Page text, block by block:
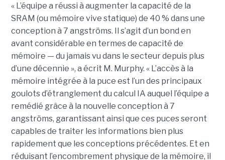
« L’équipe a réussi à augmenter la capacité de la
SRAM (ou mémoire vive statique) de 40 % dans une
conception à 7 angströms. Il s’agit d’un bond en
avant considérable en termes de capacité de
mémoire — du jamais vu dans le secteur depuis plus
d’une décennie », a écrit M. Murphy. « L’accès à la
mémoire intégrée à la puce est l’un des principaux
goulots d’étranglement du calcul IA auquel l’équipe a
remédié grâce à la nouvelle conception à 7
angströms, garantissant ainsi que ces puces seront
capables de traiter les informations bien plus
rapidement que les conceptions précédentes. Et en
réduisant l’encombrement physique de la mémoire, il